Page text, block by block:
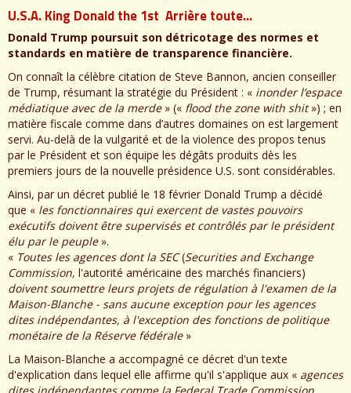
U.S.A. King Donald the 1st Arrière toute…
Donald Trump poursuit son détricotage des normes et
standards en matière de transparence financière.
On connaît la célèbre citation de Steve Bannon, ancien conseiller
de Trump, résumant la stratégie du Président : « inonder l’espace
médiatique avec de la merde» (« flood the zone with shit») ; en
matière fiscale comme dans d’autres domaines on est largement
servi. Au-delà de la vulgarité et de la violence des propos tenus
par le Président et son équipe les dégâts produits dès les
premiers jours de la nouvelle présidence U.S. sont considérables.
Ainsi, par un décret publié le 18 février Donald Trump a décidé
que « les fonctionnaires qui exercent de vastes pouvoirs
exécutifs doivent être supervisés et contrôlés par le président
élu par le peuple».
« Toutes les agences dont la SEC(Securities and Exchange
Commission, l'autorité américaine des marchés financiers)
doivent soumettre leurs projets de régulation à l'examen de la
Maison-Blanche - sans aucune exception pour les agences
dites indépendantes, à l'exception des fonctions de politique
monétaire de la Réserve fédérale»
La Maison-Blanche a accompagné ce décret d'un texte
d'explication dans lequel elle affirme qu'il s'applique aux « agences